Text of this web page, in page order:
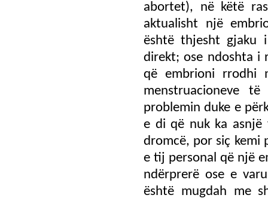
abortet), në këtë
aktualisht një
është thjesht gjaku
direkt; ose ndoshta i
që embrioni rrodhi
menstruacioneve
problemin duke e
e di që nuk ka asnjë
dromcë, por siç kemi
e tij personal që një
ndërprerë ose e
është mugdah me